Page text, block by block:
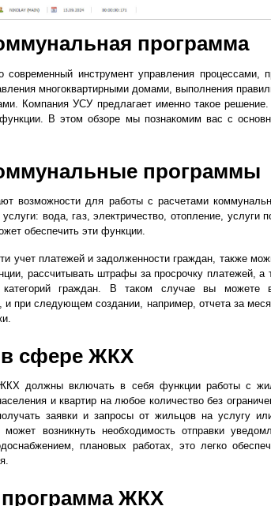
программа
инструмент управления процессами,
многоквартирными домами, выполнения
Компания УСУ предлагает именно такое
В этом обзоре мы познакомим вас с
программы
возможности для работы с расчетами
вода, газ, электричество, отопление, услуги
обеспечить эти функции.
учет платежей и задолженности граждан, также
рассчитывать штрафы за просрочку платежей, а
граждан. В таком случае вы можете
и при следующем создании, например, отчета за
сфере ЖКХ
должны включать в себя функции работы с
и квартир на любое количество без
заявки и запросы от жильцов на услугу
возникнуть необходимость отправки
плановых работах, это легко
программа ЖКХ